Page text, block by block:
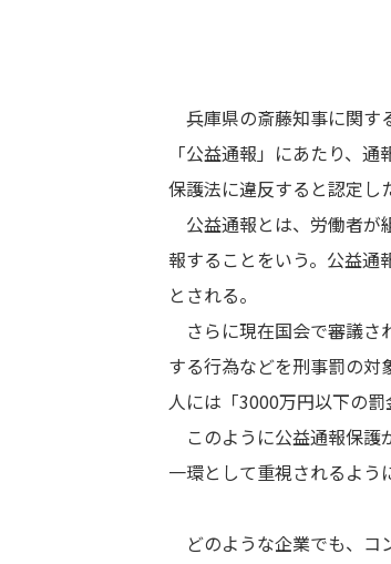
兵庫県の斎藤知事に関す
「公益通報」にあたり、
保護法に違反すると認定し
公益通報とは、労働者が
報することをいう。公益通
とされる。
さらに現在国会で審議さ
する行為などを刑事罰の対
人には「3000万円以下の罰
このように公益通報保護
一環として重視されるよう
どのような企業でも、コ